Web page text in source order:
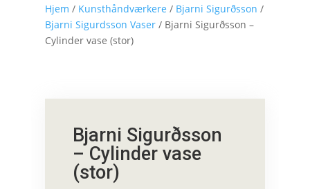
Hjem / Kunsthåndværkere / Bjarni Sigurðsson /
Bjarni Sigurdsson Vaser/ Bjarni Sigurðsson –
Cylinder vase (stor)
Bjarni Sigurðsson
– Cylinder vase
(stor)